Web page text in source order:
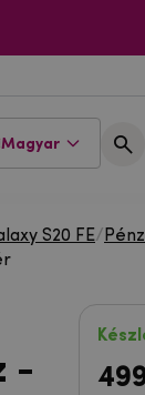
Magyar
S20 FE/
-